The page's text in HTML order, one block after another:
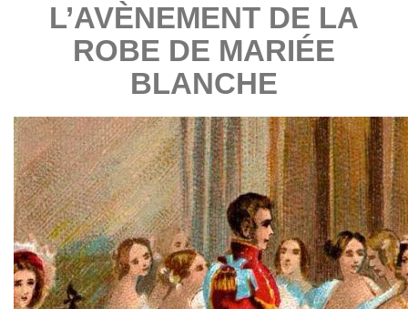
L’AVÈNEMENT DE LA
ROBE DE MARIÉE
BLANCHE